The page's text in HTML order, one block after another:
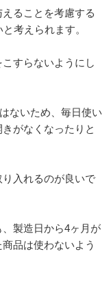
ることを考慮する
考えられます。
すらないようにし
ないため、毎日使い
がなくなったりと
入れるのが良いで
製造日から4ヶ月が
品は使わないよう